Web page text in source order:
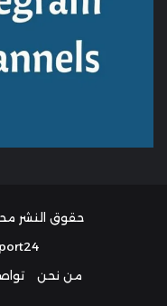
حقوق النشر
من نحن